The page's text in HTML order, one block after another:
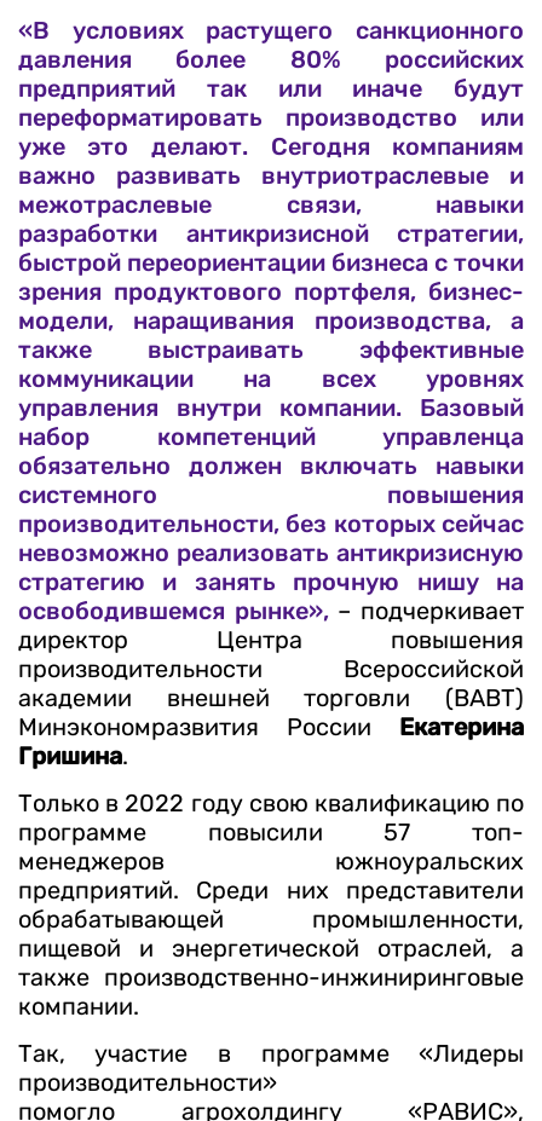
«В условиях растущего санкционного
давления более 80% российских
предприятий так или иначе будут
переформатировать производство или
уже это делают. Сегодня компаниям
важно развивать внутриотраслевые и
межотраслевые связи, навыки
разработки антикризисной стратегии,
быстрой переориентации бизнеса с точки
зрения продуктового портфеля, бизнес-
модели, наращивания производства, а
также выстраивать эффективные
коммуникации на всех уровнях
управления внутри компании. Базовый
набор компетенций управленца
обязательно должен включать навыки
системного повышения
производительности, без которых сейчас
невозможно реализовать антикризисную
стратегию и занять прочную нишу на
освободившемся рынке»,– подчеркивает
директор Центра повышения
производительности Всероссийской
академии внешней торговли (ВАВТ)
Минэкономразвития России Екатерина
Гришина.
Только в 2022 году свою квалификацию по
программе повысили 57 топ-
менеджеров южноуральских
предприятий. Среди них представители
обрабатывающей промышленности,
пищевой и энергетической отраслей, а
также производственно-инжиниринговые
компании.
Так, участие в программе «Лидеры
производительности»
помогло агрохолдингу «РАВИС»,